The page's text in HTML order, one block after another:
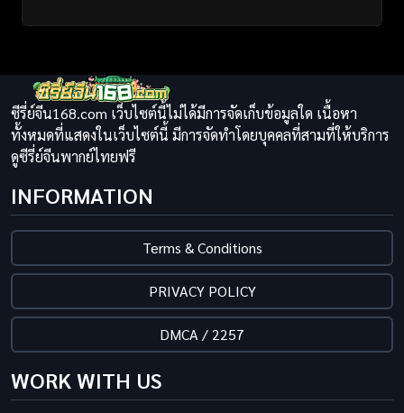
ซีรี่ย์จีน168.com เว็บไซต์นี้ไม่ได้มีการจัดเก็บข้อมูลใด เนื้อหา
ทั้งหมดที่แสดงในเว็บไซต์นี้ มีการจัดทำโดยบุคคลที่สามที่ให้บริการ
ดูซีรี่ย์จีนพากย์ไทยฟรี
INFORMATION
Terms & Conditions
PRIVACY POLICY
DMCA / 2257
WORK WITH US